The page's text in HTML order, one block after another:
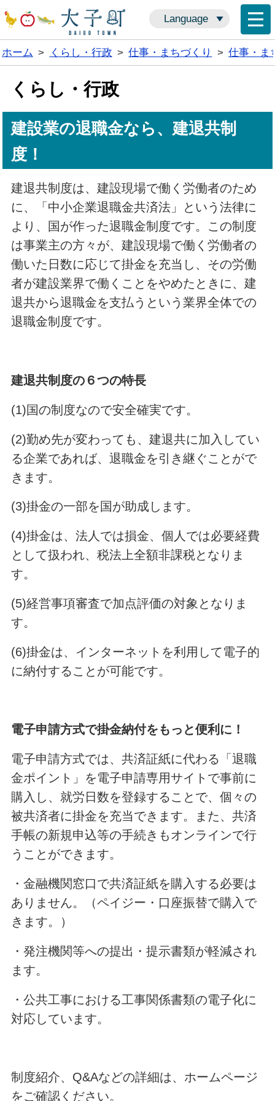
Language
ホーム > くらし・行政 > 仕事・まちづくり > 仕事・ま
くらし・行政
建設業の退職金なら、建退共制
度！
建退共制度は、建設現場で働く労働者のため
に、「中小企業退職金共済法」という法律に
より、国が作った退職金制度です。この制度
は事業主の方々が、建設現場で働く労働者の
働いた日数に応じて掛金を充当し、その労働
者が建設業界で働くことをやめたときに、建
退共から退職金を支払うという業界全体での
退職金制度です。
建退共制度の６つの特長
(1)国の制度なので安全確実です。
(2)勤め先が変わっても、建退共に加入してい
る企業であれば、退職金を引き継ぐことがで
きます。
(3)掛金の一部を国が助成します。
(4)掛金は、法人では損金、個人では必要経費
として扱われ、税法上全額非課税となりま
す。
(5)経営事項審査で加点評価の対象となりま
す。
(6)掛金は、インターネットを利用して電子的
に納付することが可能です。
電子申請方式で掛金納付をもっと便利に！
電子申請方式では、共済証紙に代わる「退職
金ポイント」を電子申請専用サイトで事前に
購入し、就労日数を登録することで、個々の
被共済者に掛金を充当できます。また、共済
手帳の新規申込等の手続きもオンラインで行
うことができます。
・金融機関窓口で共済証紙を購入する必要は
ありません。（ペイジー・口座振替で購入で
きます。）
・発注機関等への提出・提示書類が軽減され
ます。
・公共工事における工事関係書類の電子化に
対応しています。
制度紹介、Q&Aなどの詳細は、ホームページ
をご確認ください。